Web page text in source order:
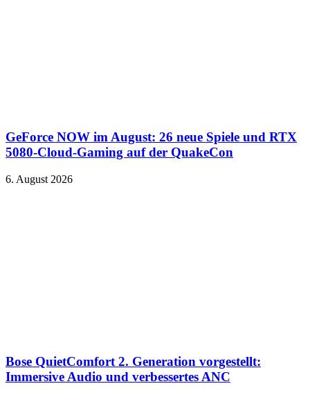
GeForce NOW im August: 26 neue Spiele und RTX
5080-Cloud-Gaming auf der QuakeCon
6. August 2026
Bose QuietComfort 2. Generation vorgestellt:
Immersive Audio und verbessertes ANC